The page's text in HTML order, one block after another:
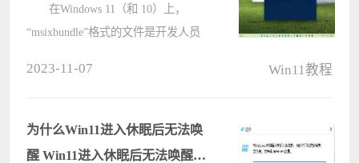
或appx应用？
在Windows 11（和 10）上，
“msixbundle”格式的文件是开发人员
程序捆绑到单????
2023-11-07 Win11教程
为什么Win11进入休眠后无法唤
醒 Win11进入休眠后无法唤醒的